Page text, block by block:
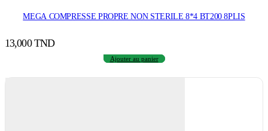
MEGA COMPRESSE PROPRE NON STERILE 8*4 BT200 8PLIS
13,000TND
Ajouter au panier